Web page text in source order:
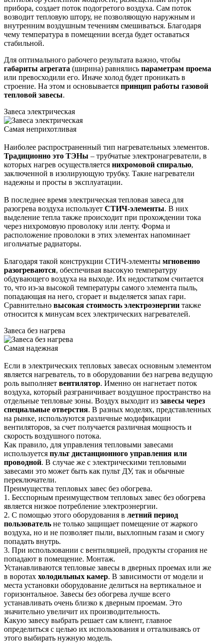
прибора, создает поток подогретого воздуха. Сам поток
возводит тепловую штору, не позволяющую наружным и
внутренним воздушным течениям смешиваться. Благодаря
чему температура в помещении всегда будет оставаться
стабильной.
Для оптимального рабочего результата важно, чтобы
габариты агрегата (ширина) равнялись параметрам проема
или превосходили его. Иначе холод будет проникать в
строение. На этом и основывается принцип работы газовой
тепловой завесы.
Завеса электрическая
Самая неприхотливая
Наиболее распространенный тип нагревательных элементов.
Традиционно это ТЭНы – трубчатые электронагреватели, в
которых нагрев осуществляется нихромовой спиралью,
заключенной в изолирующую трубку. Такие нагреватели
надежны и просты в эксплуатации.
В последнее время электрическая тепловая завеса для
разогрева воздуха использует СТИЧ-элементы. В них
выделение тепла также происходит при прохождении тока
через нихромовую проволоку или ленту. Форма и
расположение проволоки в этих элементах напоминает
игольчатые радиаторы.
Благодаря такой конструкции СТИЧ-элементы мгновенно
разогреваются, обеспечивая высокую температуру
обдувающего воздуха на выходе. Их недостатком считается
то, что из-за высокой температуры самого элемента пыль,
попадающая на него, сгорает и выделяется запах гари.
Сравнительно высокая стоимость электроэнергии также
относится к минусам всех электрических нагревателей.
Завеса без нагрева
Самая надежная
Если в электрических тепловых завесах основным элементом
является нагреватель, то в оборудовании без нагрева ведущую
роль выполняет вентилятор. Именно он нагнетает поток
воздуха, который разграничивает воздушное пространство на
отдельные тепловые зоны. Воздух выходит из завесы через
специальные отверстия. В разных моделях, представленных
на рынке, используются различные модификации
вентиляторов, за счет получается различная мощность и
скорость воздушного потока.
Как правило, для управления тепловыми завесами
используется пульт дистанционного управления или
проводной. В случае же с электрическими тепловыми
завесами это может быть как пульт ДУ, так и обычные
переключатели.
Преимущества тепловых завес без обогрева.
1. Бесспорным преимуществом тепловых завес без обогрева
является низкое потребление электроэнергии.
2. С помощью этого оборудования в летний период
пользователь не только защищает помещение от жаркого
воздуха, но и не позволяет пыли, выхлопным газам и смогу
попадать внутрь.
3. При использовании с вентиляцией, продукты сгорания не
попадают в помещение. Монтаж.
Устанавливаются тепловые завесы в дверных проемах или же
в воротах холодильных камер. В зависимости от модели и
места установки оборудование делиться на вертикальное и
горизонтальное. Завесы без обогрева лучше всего
устанавливать очень близко к дверным проемам. Это
значительно увеличит их производительность.
Какую завесу выбрать решает сам клиент, главное
определиться с целью их использования и отталкиваясь от
этого выбирать нужную модель.